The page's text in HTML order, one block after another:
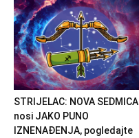
STRIJELAC: NOVA SEDMICA
nosi JAKO PUNO
IZNENAĐENJA, pogledajte